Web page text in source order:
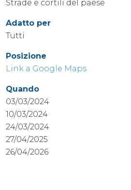
Strade e cortili del paese
Adatto per
Tutti
Posizione
Link a Google Maps
Quando
03/03/2024
10/03/2024
24/03/2024
27/04/2025
26/04/2026